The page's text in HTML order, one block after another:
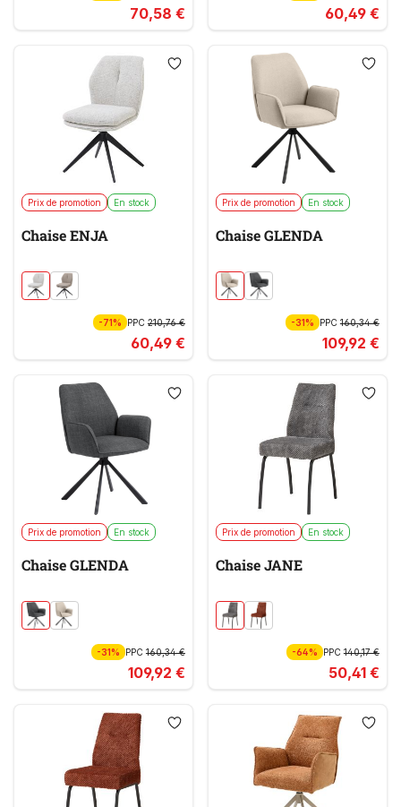
70,58 € 60,49 €
Prix de promotion En stock
Chaise ENJA
-71% PPC 210,76 €
60,49 €
Prix de promotion En stock
Chaise GLENDA
-31% PPC160,34 €
109,92 €
Prix de promotion En stock
Chaise GLENDA
-31% PPC 160,34 €
109,92 €
Prix de promotion En stock
Chaise JANE
-64% PPC140,17 €
50,41 €